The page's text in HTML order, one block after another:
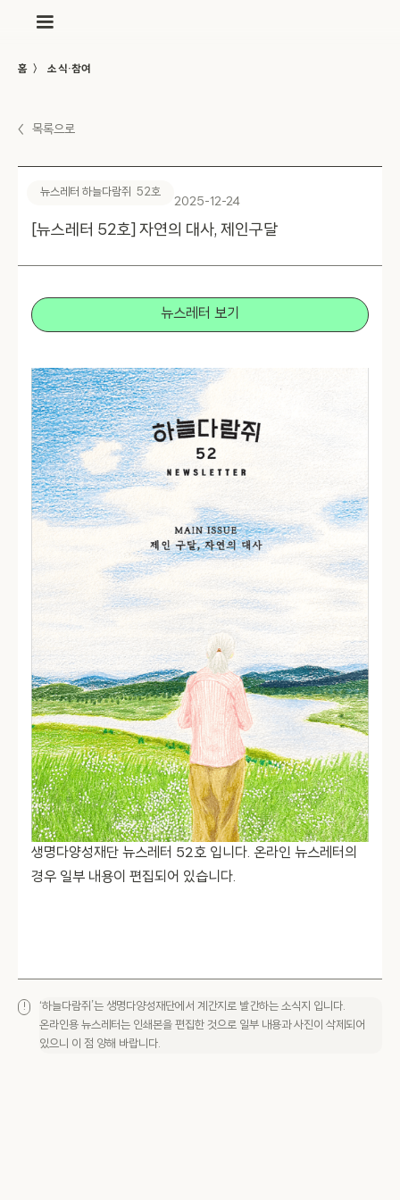
홈 〉 소식·참여
〈 목록으로
뉴스레터 하늘다람쥐 52호
2025-12-24
[뉴스레터 52호] 자연의 대사, 제인구달
뉴스레터 보기
생명다양성재단 뉴스레터 52호 입니다. 온라인 뉴스레터의
경우 일부 내용이 편집되어 있습니다.
!
‘하늘다람쥐’는 생명다양성재단에서 계간지로 발간하는 소식지 입니다.
온라인용 뉴스레터는 인쇄본을 편집한 것으로 일부 내용과 사진이 삭제되어
있으니 이 점 양해 바랍니다.